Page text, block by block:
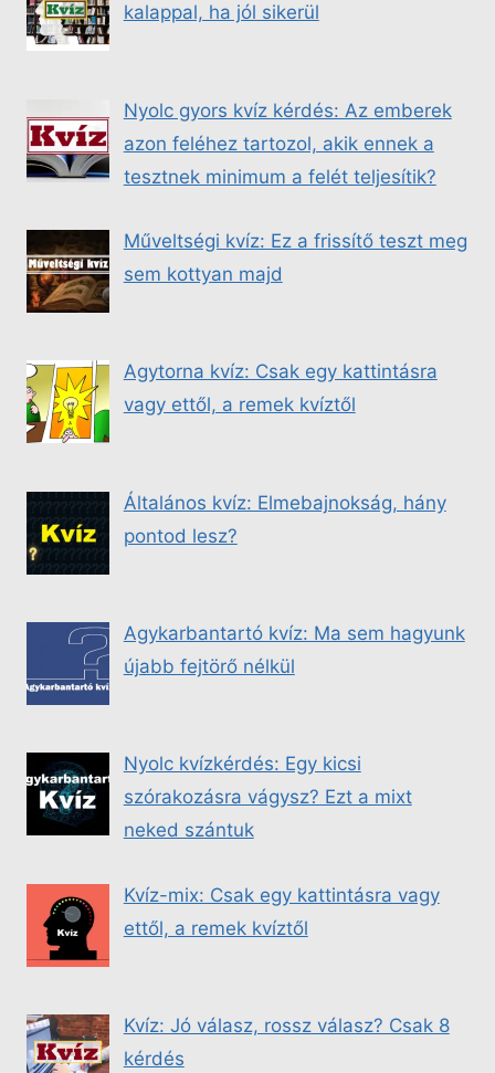
kalappal, ha jól sikerül
Nyolc gyors kvíz kérdés: Az emberek
azon feléhez tartozol, akik ennek a
tesztnek minimum a felét teljesítik?
Műveltségi kvíz: Ez a frissítő teszt meg
sem kottyan majd
Agytorna kvíz: Csak egy kattintásra
vagy ettől, a remek kvíztől
Általános kvíz: Elmebajnokság, hány
pontod lesz?
Agykarbantartó kvíz: Ma sem hagyunk
újabb fejtörő nélkül
Nyolc kvízkérdés: Egy kicsi
szórakozásra vágysz? Ezt a mixt
neked szántuk
Kvíz-mix: Csak egy kattintásra vagy
ettől, a remek kvíztől
Kvíz: Jó válasz, rossz válasz? Csak 8
kérdés